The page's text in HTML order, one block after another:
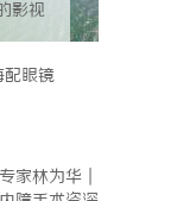
影视
配眼镜
家林为华｜